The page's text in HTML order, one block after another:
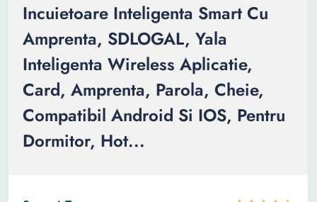
Incuietoare Inteligenta Smart Cu
Amprenta, SDLOGAL, Yala
Inteligenta Wireless Aplicatie,
Card, Amprenta, Parola, Cheie,
Compatibil Android Si IOS, Pentru
Dormitor, Hot...